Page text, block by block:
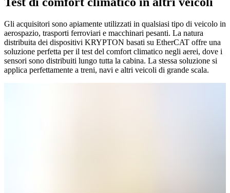
Gli acquisitori sono apiamente utilizzati in qualsiasi tipo di veicolo in
aerospazio, trasporti ferroviari e macchinari pesanti. La natura
distribuita dei dispositivi KRYPTON basati su EtherCAT offre una
soluzione perfetta per il test del comfort climatico negli aerei, dove i
sensori sono distribuiti lungo tutta la cabina. La stessa soluzione si
applica perfettamente a treni, navi e altri veicoli di grande scala.